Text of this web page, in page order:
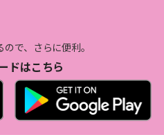
で、さらに便利。
ドはこちら